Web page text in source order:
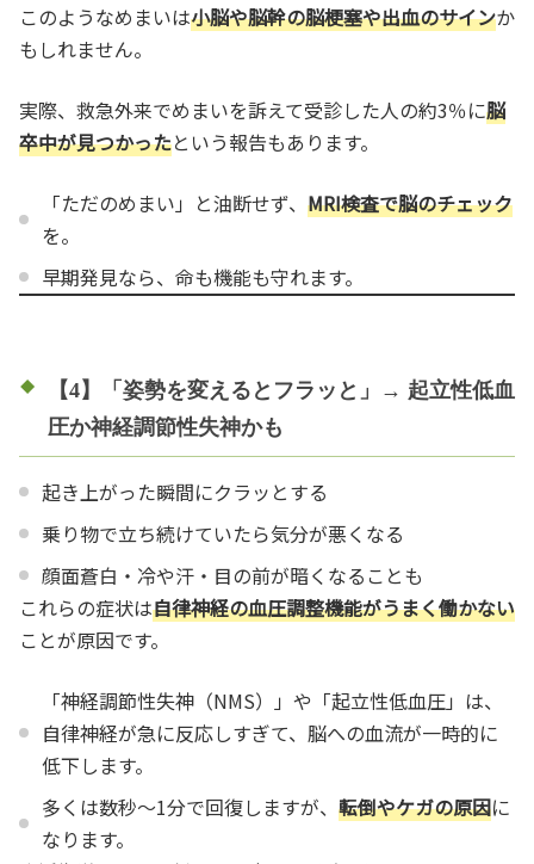
このようなめまいは小脳や脳幹の脳梗塞や出血のサインか
もしれません。
実際、救急外来でめまいを訴えて受診した人の約3％に脳
卒中が見つかったという報告もあります。
「ただのめまい」と油断せず、MRI検査で脳のチェック
を。
早期発見なら、命も機能も守れます。
【4】「姿勢を変えるとフラッと」→ 起立性低血
圧か神経調節性失神かも
起き上がった瞬間にクラッとする
乗り物で立ち続けていたら気分が悪くなる
顔面蒼白・冷や汗・目の前が暗くなることも
これらの症状は自律神経の血圧調整機能がうまく働かない
ことが原因です。
「神経調節性失神（NMS）」や「起立性低血圧」は、
自律神経が急に反応しすぎて、脳への血流が一時的に
低下します。
多くは数秒〜1分で回復しますが、転倒やケガの原因に
なります。